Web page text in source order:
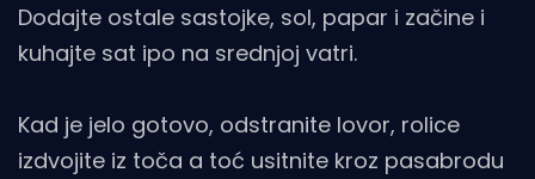
Dodajte ostale sastojke, sol, papar i začine i
kuhajte sat ipo na srednjoj vatri.
Kad je jelo gotovo, odstranite lovor, rolice
izdvojite iz toča a toć usitnite kroz pasabrodu